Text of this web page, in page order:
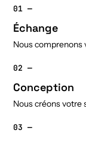
01 —
Échange
Nous comprenons
02 —
Conception
Nous créons votre
03 —